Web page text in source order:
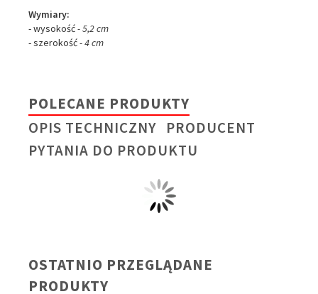
Wymiary:
- wysokość- 5,2 cm
- szerokość- 4 cm
POLECANE PRODUKTY
OPIS TECHNICZNY PRODUCENT
PYTANIA DO PRODUKTU
OSTATNIO PRZEGLĄDANE
PRODUKTY